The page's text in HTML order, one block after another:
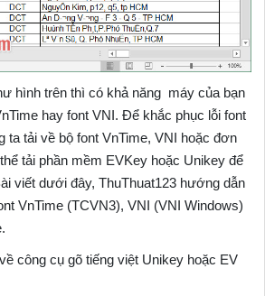
hình trên thì có khả năng máy của bạn
hay font VNI. Để khắc phục lỗi font
ta tải về bộ font VnTime, VNI hoặc đơn
tải phần mềm EVKey hoặc Unikey để
viết dưới đây, ThuThuat123 hướng dẫn
VnTime (TCVN3), VNI (VNI Windows)
công cụ gõ tiếng việt Unikey hoặc EV